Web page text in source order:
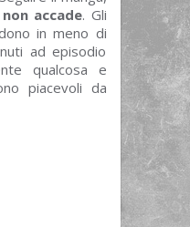
accade. Gli
in meno di
ad episodio
qualcosa e
piacevoli da